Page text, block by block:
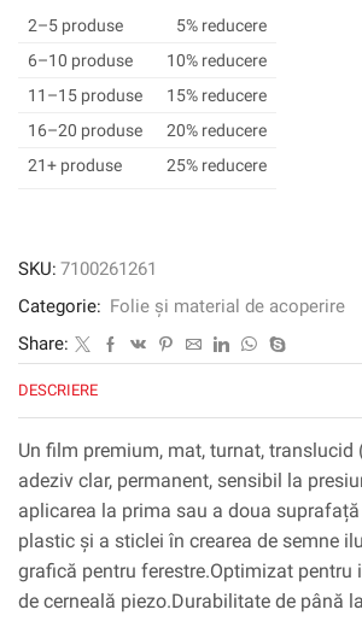
™
Film
grafic
translucid
3630-
mm
45,72
m
2–5 produse
5% reducere
6–10 produse
10% reducere
11–15 produse
15% reducere
16–20 produse
20% reducere
21+ produse
25% reducere
SKU: 7100261261
Categorie: Folie și material de acoperire
Share:
DESCRIERE
Un film premium, mat, turnat, translucid
adeziv clar, permanent, sensibil la
aplicarea la prima sau a doua
plastic și a sticlei în crearea de semne
grafică pentru ferestre.Optimizat pentru
de cerneală piezo.Durabilitate de până